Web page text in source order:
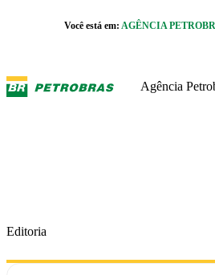
Você está em: AGÊNCIA
Agência
Editoria
caixa de cookies